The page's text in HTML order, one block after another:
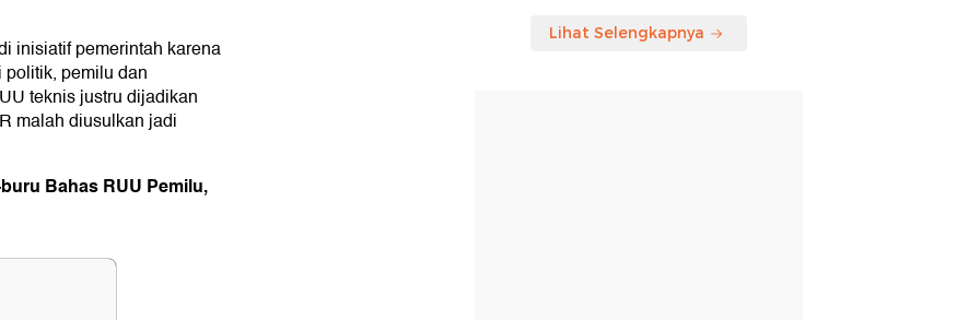
inisiatif pemerintah karena
pemilu dan
teknis justru dijadikan
malah diusulkan jadi
Bahas RUU Pemilu,
Lihat Selengkapnya